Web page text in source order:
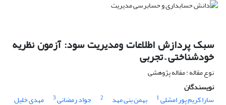
سبک پردازش اطلاعات ومدیریت سود: آزمون نظریه
خودشناختی – تجربی
نوع مقاله : مقاله پژوهشی
نویسندگان
سارا کریم پور امشلی1 بهمن بنی مهد 2 جواد رمضانی3 مهدی خلیل